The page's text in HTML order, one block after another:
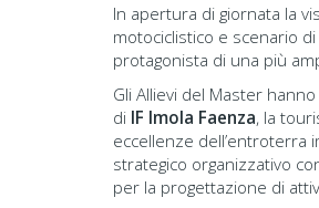
In apertura di giornata la
motociclistico e scenario
protagonista di una più
Gli Allievi del Master
di IF Imola Faenza, la
eccellenze dell’entroterra
strategico organizzativo
per la progettazione di